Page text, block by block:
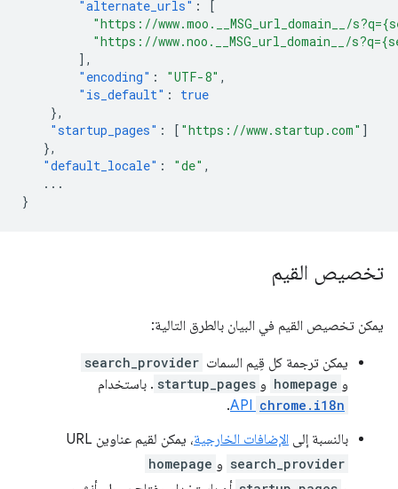
"alternate_urls" :
[
"https://www.moo.__MSG_url_domain__/
"https://www.noo.__MSG_url_domain__/
],
"encoding" : "UTF-8" ,
"is_default" :
true
},
"startup_pages" : [ "https://www.startup.com" ]
},
"default_locale" : "de" ,
...
}
تخصيص القيم
يمكن تخصيص القيم في البيان بالطرق التالية:
يمكن ترجمة كل قِيم السمات search_provider
و homepage و startup_pages . باستخدام
chrome.i18n
.
بالنسبة إلى الإضافات الخارجية، يمكن لقيم عناوين URL
search_provider و homepage